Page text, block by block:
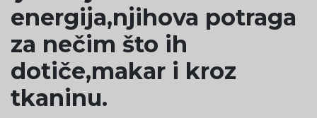
energija,njihova potraga
za nečim što ih
dotiče,makar i kroz
tkaninu.